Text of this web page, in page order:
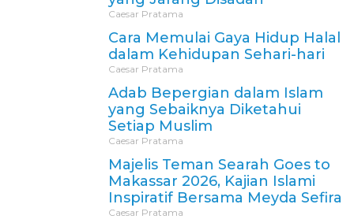
Caesar Pratama
Cara Memulai Gaya Hidup Halal
dalam Kehidupan Sehari-hari
Caesar Pratama
Adab Bepergian dalam Islam
yang Sebaiknya Diketahui
Setiap Muslim
Caesar Pratama
Majelis Teman Searah Goes to
Makassar 2026, Kajian Islami
Inspiratif Bersama Meyda Sefira
Caesar Pratama